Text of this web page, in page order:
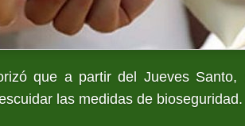
que a partir del Jueves
las medidas de bioseguridad.